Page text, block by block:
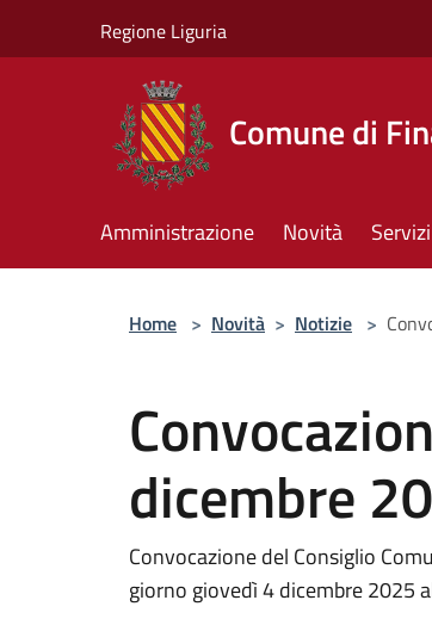
Regione Liguria
Comune di
Amministrazione Novità Servizi
Home > Novità > Notizie >
dicembre
Convocazione del Consiglio
giorno giovedì 4 dicembre 2025